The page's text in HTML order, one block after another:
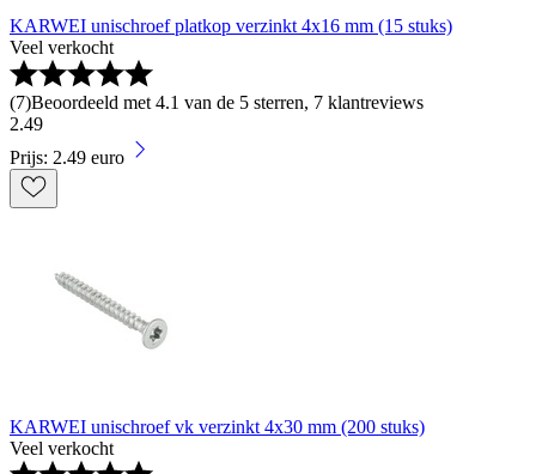
KARWEI unischroef platkop verzinkt 4x16 mm (15 stuks)
Veel verkocht
(7)Beoordeeld met 4.1 van de 5 sterren, 7 klantreviews
2.49
Prijs: 2.49 euro
KARWEI unischroef vk verzinkt 4x30 mm (200 stuks)
Veel verkocht